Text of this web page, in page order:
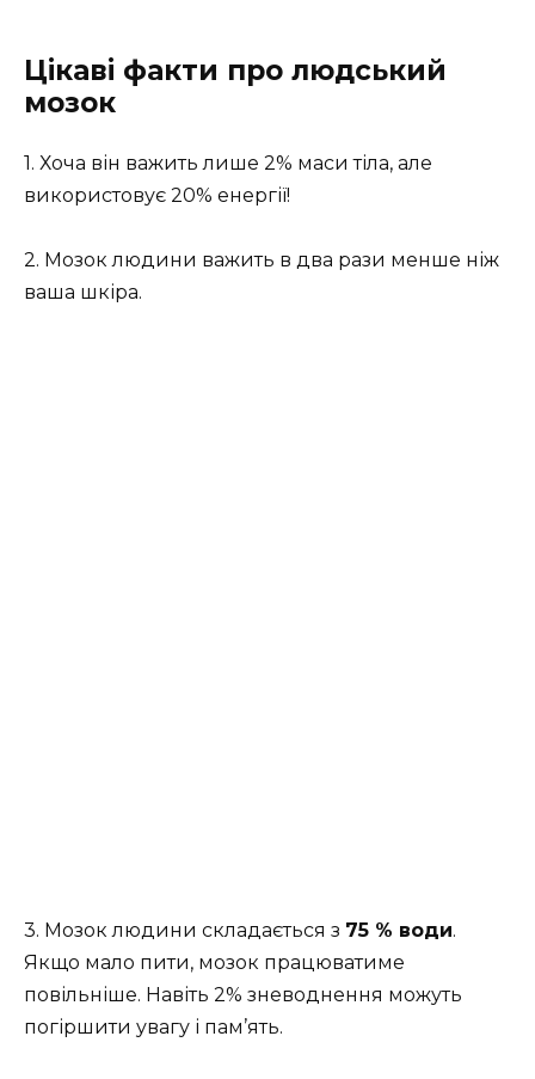
Цікаві факти про людський
мозок
1. Хоча він важить лише 2% маси тіла, але
використовує 20% енергії!
2. Мозок людини важить в два рази менше ніж
ваша шкіра.
3. Мозок людини складається з 75 % води.
Якщо мало пити, мозок працюватиме
повільніше. Навіть 2% зневоднення можуть
погіршити увагу і пам’ять.